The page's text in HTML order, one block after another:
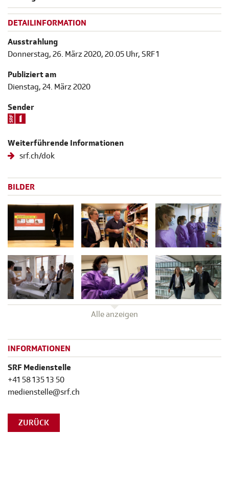
DETAILINFORMATION
Ausstrahlung
Donnerstag, 26. März 2020, 20.05 Uhr, SRF 1
Publiziert am
Dienstag, 24. März 2020
Sender
Weiterführende Informationen
srf.ch/dok
BILDER
Alle anzeigen
INFORMATIONEN
SRF Medienstelle
+41 58 135 13 50
medienstelle@srf.ch
ZURÜCK